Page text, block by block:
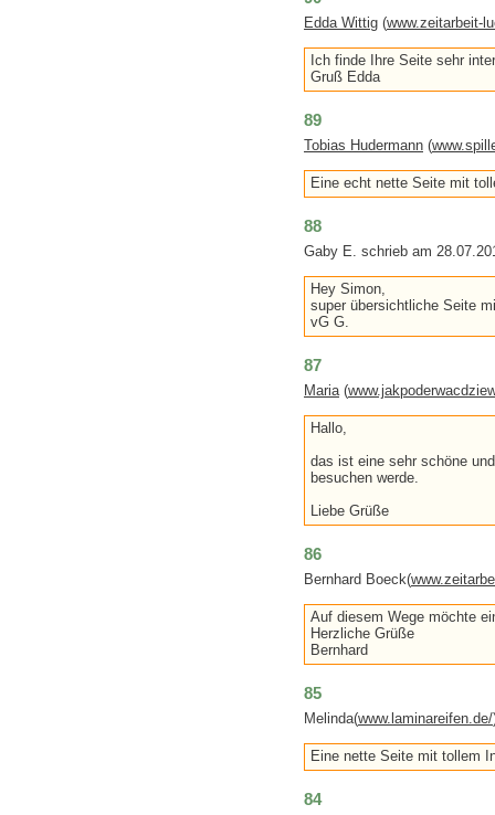
Edda Wittig (www.zeitarbeit-
Ich finde Ihre Seite sehr
Gruß Edda
89
Tobias Hudermann (
Eine echt nette Seite mit
88
Gaby E. schrieb am
Hey Simon,
super übersichtliche Seite
vG G.
87
Maria(
Hallo,
das ist eine sehr schöne
besuchen werde.
Liebe Grüße
86
Bernhard Boeck(
Auf diesem Wege möchte
Herzliche Grüße
Bernhard
85
Melinda(www.laminareifen.de/
Eine nette Seite mit tollem
84